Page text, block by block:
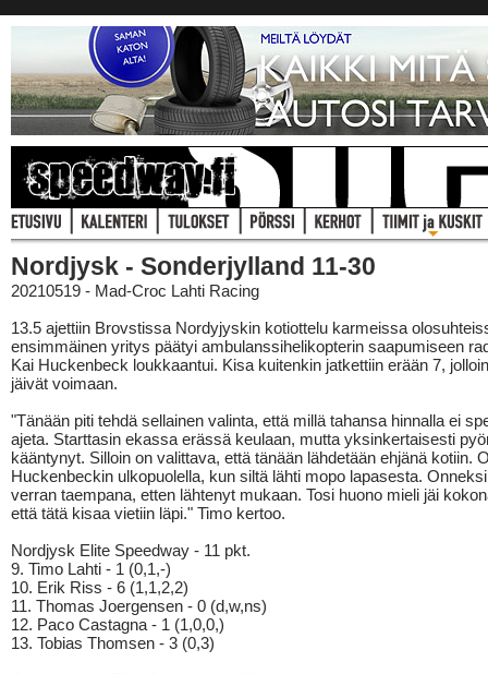
Nordjysk - Sonderjylland 11-30
20210519 - Mad-Croc Lahti Racing
13.5 ajettiin Brovstissa Nordyjyskin kotiottelu karmeissa
ensimmäinen yritys päätyi ambulanssihelikopterin saapumiseen
Kai Huckenbeck loukkaantui. Kisa kuitenkin jatkettiin erään 7,
jäivät voimaan.
"Tänään piti tehdä sellainen valinta, että millä tahansa hinnalla ei
ajeta. Starttasin ekassa erässä keulaan, mutta yksinkertaisesti
kääntynyt. Silloin on valittava, että tänään lähdetään ehjänä kotiin.
Huckenbeckin ulkopuolella, kun siltä lähti mopo lapasesta.
verran taempana, etten lähtenyt mukaan. Tosi huono mieli jäi
että tätä kisaa vietiin läpi." Timo kertoo.
Nordjysk Elite Speedway - 11 pkt.
9. Timo Lahti - 1 (0,1,-)
10. Erik Riss - 6 (1,1,2,2)
11. Thomas Joergensen - 0 (d,w,ns)
12. Paco Castagna - 1 (1,0,0,)
13. Tobias Thomsen - 3 (0,3)